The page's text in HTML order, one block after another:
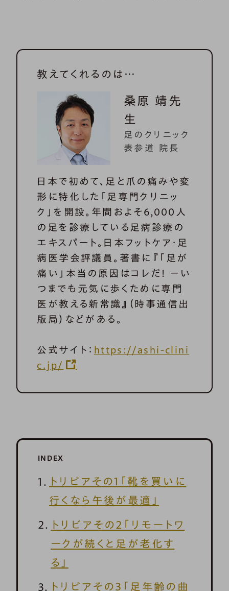
教えてくれるのは…
桑原 靖先
生
足のクリニック
表参道 院長
日本で初めて、足と爪の痛みや変
形に特化した「足専門クリニッ
ク」を開設。年間およそ6,000人
の足を診療している足病診療の
エキスパート。日本フットケア・足
病医学会評議員。著書に『「足が
痛い」本当の原因はコレだ! ーい
つまでも元気に歩くために専門
医が教える新常識』（時事通信出
版局）などがある。
公式サイト： https://ashi-clini
c.jp/
INDEX
トリビアその1「靴を買いに
行くなら午後が最適」
トリビアその2「リモートワ
ークが続くと足が老化す
る」
トリビアその3「足年齢の曲